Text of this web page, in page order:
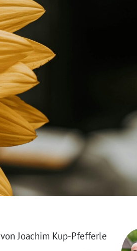
von Joachim Kup-Pfefferle